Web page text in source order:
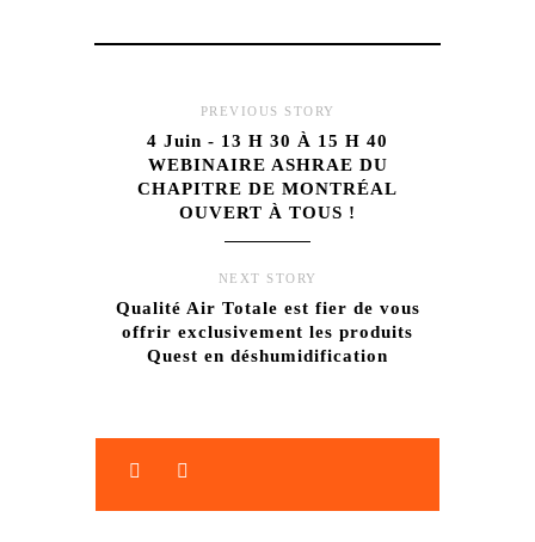
PREVIOUS STORY
4 Juin - 13 H 30 À 15 H 40
WEBINAIRE ASHRAE DU
CHAPITRE DE MONTRÉAL
OUVERT À TOUS !
NEXT STORY
Qualité Air Totale est fier de vous
offrir exclusivement les produits
Quest en déshumidification